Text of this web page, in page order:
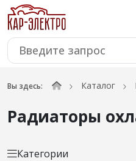
Вы здесь: Каталог
Радиаторы
Категории